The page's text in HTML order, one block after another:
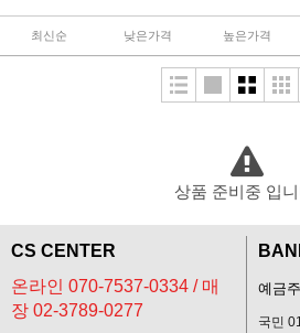
최신순 낮은가격 높은가격
상품 준비중 입
CS CENTER
온라인 070-7537-0334 / 매
장 02-3789-0277
예금
국민